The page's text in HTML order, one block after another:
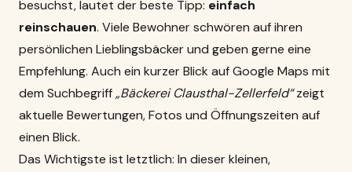
besuchst, lautet der beste Tipp: einfach
reinschauen. Viele Bewohner schwören auf ihren
persönlichen Lieblingsbäcker und geben gerne eine
Empfehlung. Auch ein kurzer Blick auf Google Maps mit
dem Suchbegriff„Bäckerei Clausthal-Zellerfeld“zeigt
aktuelle Bewertungen, Fotos und Öffnungszeiten auf
einen Blick.
Das Wichtigste ist letztlich: In dieser kleinen,